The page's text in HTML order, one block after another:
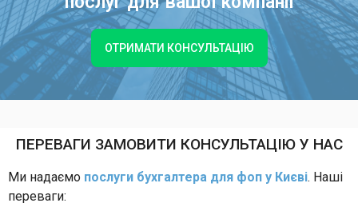
ОТРИМАТИ КОНСУЛЬТАЦІЮ
ПЕРЕВАГИ ЗАМОВИТИ КОНСУЛЬТАЦІЮ У НАС
Ми надаємо послуги бухгалтера для фоп у Києві. Наші
переваги: